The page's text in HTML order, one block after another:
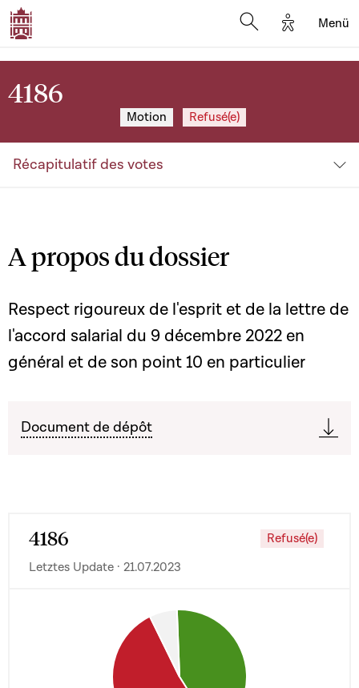
Options
Menü
4186
Motion Refusé(e)
Récapitulatif des votes
A propos du dossier
Respect rigoureux de l'esprit et de la lettre de
l'accord salarial du 9 décembre 2022 en
général et de son point 10 en particulier
Document de dépôt
4186
Refusé(e)
Letztes Update · 21.07.2023